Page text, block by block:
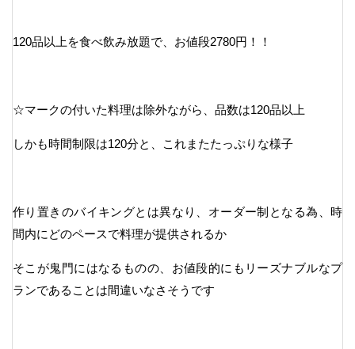
120品以上を食べ飲み放題で、お値段2780円！！
☆マークの付いた料理は除外ながら、品数は120品以上
しかも時間制限は120分と、これまたたっぷりな様子
作り置きのバイキングとは異なり、オーダー制となる為、時
間内にどのペースで料理が提供されるか
そこが鬼門にはなるものの、お値段的にもリーズナブルなプ
ランであることは間違いなさそうです